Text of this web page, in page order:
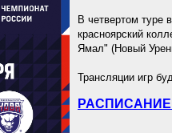
В четвертом туре
красноярский
Ямал" (Новый
Трансляции игр